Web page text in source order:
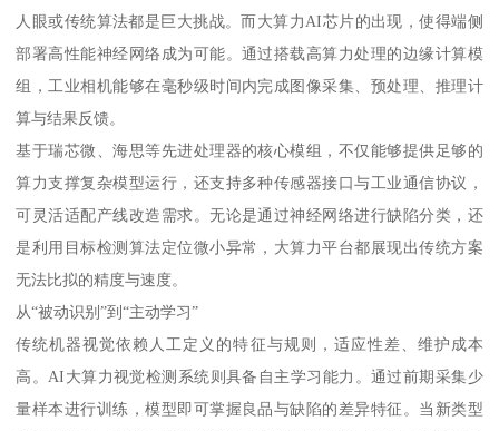
人眼或传统算法都是巨大挑战。而大算力AI芯片的出现，使得端侧
部署高性能神经网络成为可能。通过搭载高算力处理的边缘计算模
组，工业相机能够在毫秒级时间内完成图像采集、预处理、推理计
算与结果反馈。
基于瑞芯微、海思等先进处理器的核心模组，不仅能够提供足够的
算力支撑复杂模型运行，还支持多种传感器接口与工业通信协议，
可灵活适配产线改造需求。无论是通过神经网络进行缺陷分类，还
是利用目标检测算法定位微小异常，大算力平台都展现出传统方案
无法比拟的精度与速度。
从“被动识别”到“主动学习”
传统机器视觉依赖人工定义的特征与规则，适应性差、维护成本
高。AI大算力视觉检测系统则具备自主学习能力。通过前期采集少
量样本进行训练，模型即可掌握良品与缺陷的差异特征。当新类型